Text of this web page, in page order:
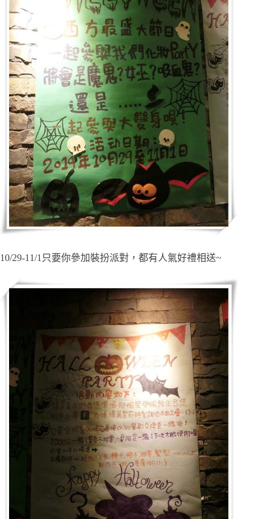
10/29-11/1只要你參加裝扮派對，都有人氣好禮相送~